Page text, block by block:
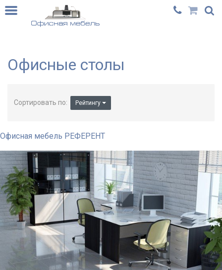
Офисные столы
Сортировать по: Рейтингу
Офисная мебель РЕФЕРЕНТ